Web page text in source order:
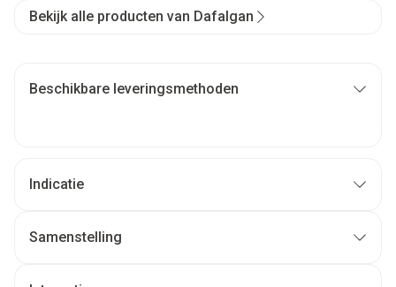
Bekijk alle producten van Dafalgan
Beschikbare leveringsmethoden
Indicatie
Samenstelling